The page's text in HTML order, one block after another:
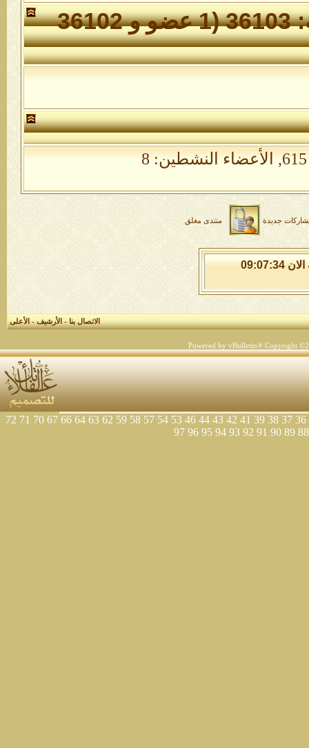
الأعضاء الذين تواجدوا خلال 24 ساعة: 36103 (1 عضو و 36102
الأعضاء النشطين: 8
جديدة منتدى مغلق
الاحد 9 من اغسطس 2026 , الساعة الان 09:07:35
الاتصال بنا-الأرشيف-الأعلى
Powered by vBulletin® Copyright
36
37
38
39
41
42
43
44
46
53
54
57
58
59
62
63
64
66
67
70
71
72
88
89
90
91
92
93
94
95
96
97